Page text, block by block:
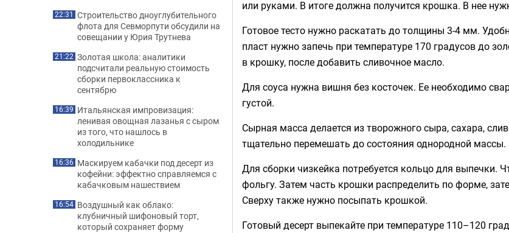
или руками. В итоге должна получится крошка. В нее
Готовое тесто нужно раскатать до толщины 3-4 мм.
пласт нужно запечь при температуре 170 градусов до
в крошку, после добавить сливочное масло.
Для соуса нужна вишня без косточек. Ее необходимо
густой.
Сырная масса делается из творожного сыра, сахара,
тщательно перемешать до состояния однородной массы.
Для сборки чизкейка потребуется кольцо для выпечки.
фольгу. Затем часть крошки распределить по форме,
Сверху также нужно посыпать крошкой.
Готовый десерт выпекайте при температуре 110–120
22:31 Строительство дноуглубительного
флота для Севморпути обсудили на
совещании у Юрия Трутнева
21:22 Золотая школа: аналитики
подсчитали реальную стоимость
сборки первоклассника к
сентябрю
16:39 Итальянская импровизация:
ленивая овощная лазанья с сыром
из того, что нашлось в
холодильнике
16:36 Маскируем кабачки под десерт из
кофейни: эффектно справляемся с
кабачковым нашествием
16:54 Воздушный как облако:
клубничный шифоновый торт,
который сохраняет форму